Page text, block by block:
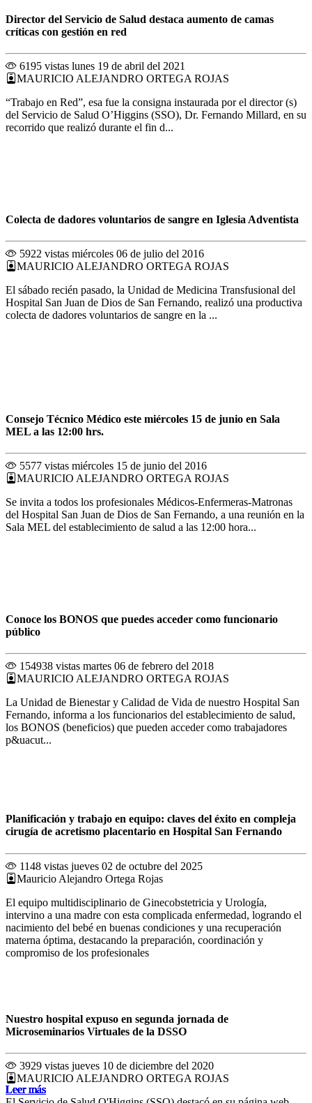
Leer más
Leer más
Leer más
Leer más
Director del Servicio de Salud destaca aumento de camas
críticas con gestión en red
6195 vistas lunes 19 de abril del 2021
MAURICIO ALEJANDRO ORTEGA ROJAS
“Trabajo en Red”, esa fue la consigna instaurada por el director (s)
del Servicio de Salud O’Higgins (SSO), Dr. Fernando Millard, en su
recorrido que realizó durante el fin d...
Leer más
Colecta de dadores voluntarios de sangre en Iglesia Adventista
5922 vistas miércoles 06 de julio del 2016
MAURICIO ALEJANDRO ORTEGA ROJAS
El sábado recién pasado, la Unidad de Medicina Transfusional del
Hospital San Juan de Dios de San Fernando, realizó una productiva
colecta de dadores voluntarios de sangre en la ...
Leer más
Consejo Técnico Médico este miércoles 15 de junio en Sala
MEL a las 12:00 hrs.
5577 vistas miércoles 15 de junio del 2016
MAURICIO ALEJANDRO ORTEGA ROJAS
Se invita a todos los profesionales Médicos-Enfermeras-Matronas
del Hospital San Juan de Dios de San Fernando, a una reunión en la
Sala MEL del establecimiento de salud a las 12:00 hora...
Leer más
Conoce los BONOS que puedes acceder como funcionario
público
154938 vistas martes 06 de febrero del 2018
MAURICIO ALEJANDRO ORTEGA ROJAS
La Unidad de Bienestar y Calidad de Vida de nuestro Hospital San
Fernando, informa a los funcionarios del establecimiento de salud,
los BONOS (beneficios) que pueden acceder como trabajadores
p&uacut...
Leer más
Planificación y trabajo en equipo: claves del éxito en compleja
cirugía de acretismo placentario en Hospital San Fernando
1148 vistas jueves 02 de octubre del 2025
Mauricio Alejandro Ortega Rojas
El equipo multidisciplinario de Ginecobstetricia y Urología,
intervino a una madre con esta complicada enfermedad, logrando el
nacimiento del bebé en buenas condiciones y una recuperación
materna óptima, destacando la preparación, coordinación y
compromiso de los profesionales
Leer más
Nuestro hospital expuso en segunda jornada de
Microseminarios Virtuales de la DSSO
3929 vistas jueves 10 de diciembre del 2020
MAURICIO ALEJANDRO ORTEGA ROJAS
Leer más
Leer más
Leer más